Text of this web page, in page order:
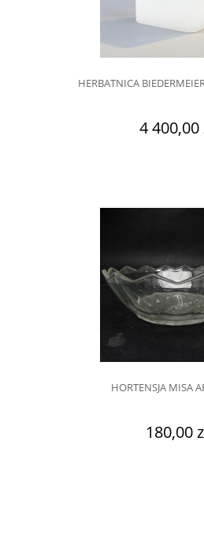
HERBATNICA
4 400,00
HORTENSJA MISA
180,00